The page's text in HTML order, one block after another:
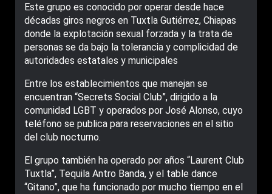
Este grupo es conocido por operar desde hace
décadas giros negros en Tuxtla Gutiérrez, Chiapas
donde la explotación sexual forzada y la trata de
personas se da bajo la tolerancia y complicidad de
autoridades estatales y municipales
Entre los establecimientos que manejan se
encuentran “Secrets Social Club”, dirigido a la
comunidad LGBT y operados por José Alonso, cuyo
teléfono se publica para reservaciones en el sitio
del club nocturno.
El grupo también ha operado por años “Laurent Club
Tuxtla”, Tequila Antro Banda, y el table dance
“Gitano”, que ha funcionado por mucho tiempo en el